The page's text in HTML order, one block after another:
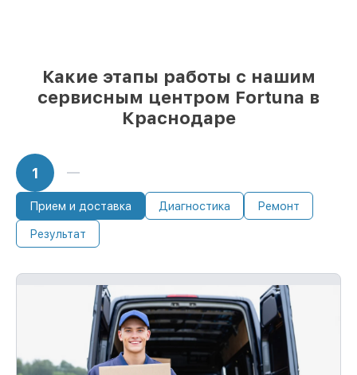
Какие этапы работы с нашим
сервисным центром Fortuna в
Краснодаре
1
Прием и доставка Диагностика Ремонт
Результат